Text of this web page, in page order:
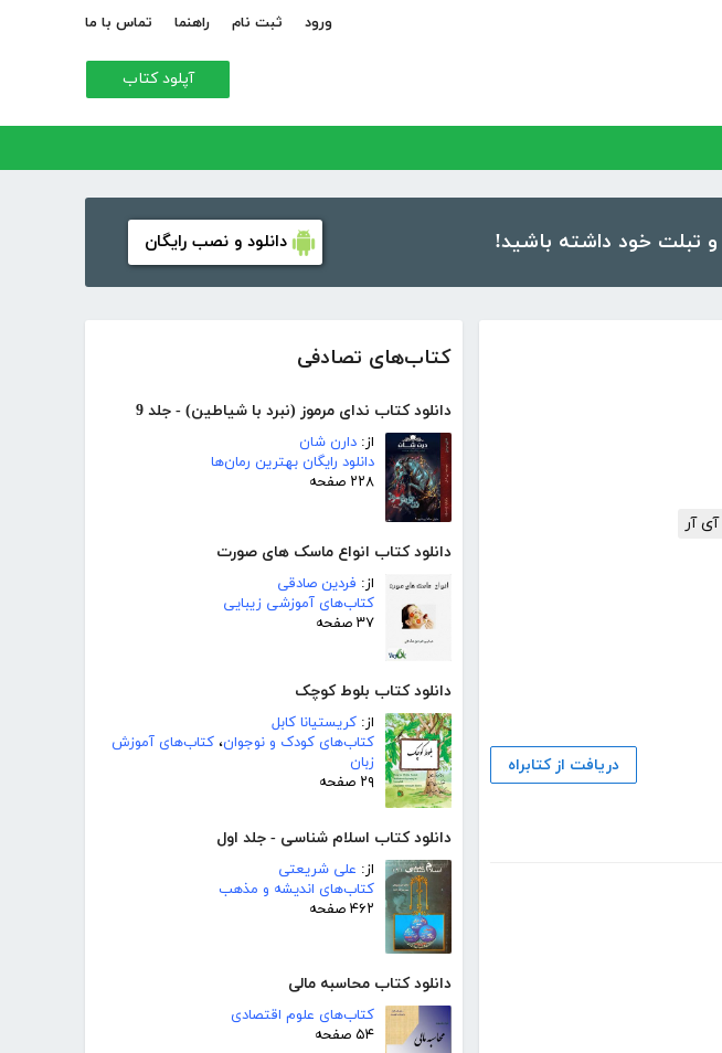
ورود ثبت نام راهنما تماس با ما
آپلود کتاب
دانلود و نصب رایگان
کتاب‌های تصادفی
دانلود کتاب ندای مرموز (نبرد با شیاطین) - جلد 9
از: دارن شان
دانلود رایگان بهترین رمان‌ها
۲۲۸ صفحه
دانلود کتاب انواع ماسک های صورت
از: فردین صادقی
کتاب‌های آموزشی زیبایی
۳۷ صفحه
دانلود کتاب بلوط کوچک
از: کریستیانا کابل
کتاب‌های کودک و نوجوان، کتاب‌های آموزش
زبان
۲۹ صفحه
دانلود کتاب اسلام شناسی - جلد اول
از: علی شریعتی
کتاب‌های اندیشه و مذهب
۴۶۲ صفحه
دانلود کتاب محاسبه مالی
کتاب‌های علوم اقتصادی
۵۴ صفحه
آر
دریافت از کتابراه